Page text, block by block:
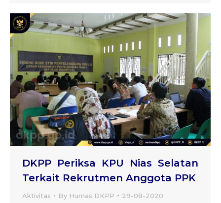
DKPP Periksa KPU Nias Selatan
Terkait Rekrutmen Anggota PPK
Aktivitas By Humas DKPP 29-08-2020